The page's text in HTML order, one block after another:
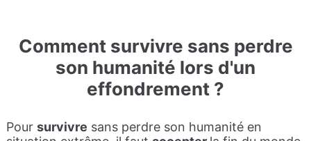
Comment survivre sans perdre
son humanité lors d'un
effondrement ?
Pour survivre sans perdre son humanité en